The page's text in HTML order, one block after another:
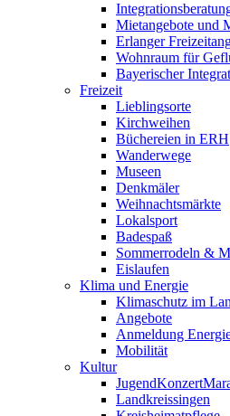
Mietangebote und
Erlanger
Wohnraum für
Bayerischer
Freizeit
Lieblingsorte
Kirchweihen
Büchereien in ERH
Wanderwege
Museen
Denkmäler
Weihnachtsmärkte
Lokalsport
Badespaß
Sommerrodeln &
Eislaufen
Klima und Energie
Klimaschutz im
Angebote
Anmeldung
Mobilität
Kultur
Landkreissingen